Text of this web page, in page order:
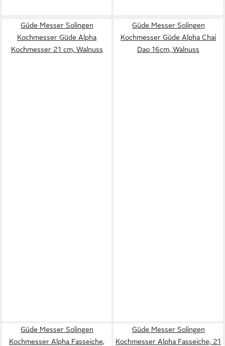
Güde Messer Solingen
Kochmesser Güde Alpha
Kochmesser 21 cm, Walnuss
Güde Messer Solingen
Kochmesser Güde Alpha Chai
Dao 16cm, Walnuss
Güde Messer Solingen
Kochmesser Alpha Fasseiche,
Güde Messer Solingen
Kochmesser Alpha Fasseiche, 21